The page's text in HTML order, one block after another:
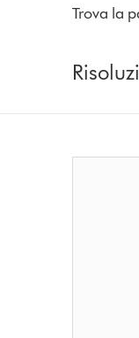
Trova la